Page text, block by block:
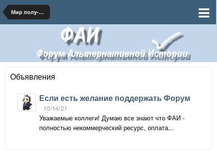
Мир полу-Великой Грузии
Объявления
Если есть желание поддержать Форум
10/14/21
Уважаемые коллеги! Думаю все знают что ФАИ -
полностью некоммерческий ресурс, оплата...